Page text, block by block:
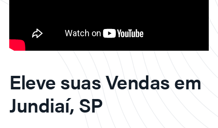
Eleve suas Vendas em
Jundiaí, SP